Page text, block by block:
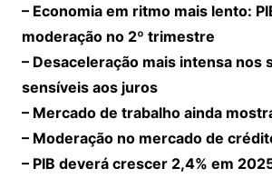
– Economia em ritmo mais lento:
moderação no 2º trimestre
– Desaceleração mais intensa nos
sensíveis aos juros
– Mercado de trabalho ainda
– Moderação no mercado de
– PIB deverá crescer 2,4% em